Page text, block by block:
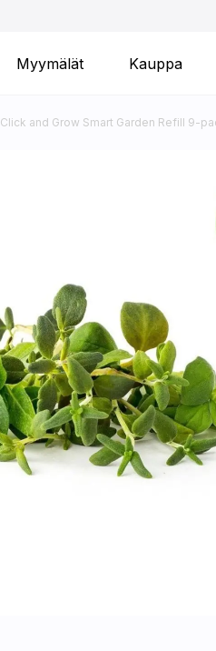
Myymälät Kauppa
Click and Grow Smart Garden Refill 9-